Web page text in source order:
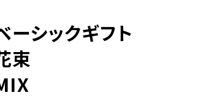
ーシックギフト
束